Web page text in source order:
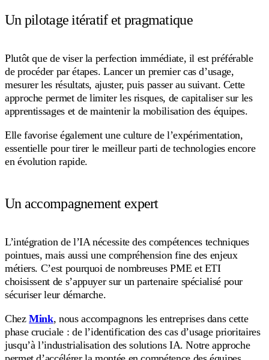
Un pilotage itératif et pragmatique
Plutôt que de viser la perfection immédiate, il est préférable
de procéder par étapes. Lancer un premier cas d’usage,
mesurer les résultats, ajuster, puis passer au suivant. Cette
approche permet de limiter les risques, de capitaliser sur les
apprentissages et de maintenir la mobilisation des équipes.
Elle favorise également une culture de l’expérimentation,
essentielle pour tirer le meilleur parti de technologies encore
en évolution rapide.
Un accompagnement expert
L’intégration de l’IA nécessite des compétences techniques
pointues, mais aussi une compréhension fine des enjeux
métiers. C’est pourquoi de nombreuses PME et ETI
choisissent de s’appuyer sur un partenaire spécialisé pour
sécuriser leur démarche.
ChezMink, nous accompagnons les entreprises dans cette
phase cruciale : de l’identification des cas d’usage prioritaires
jusqu’à l’industrialisation des solutions IA. Notre approche